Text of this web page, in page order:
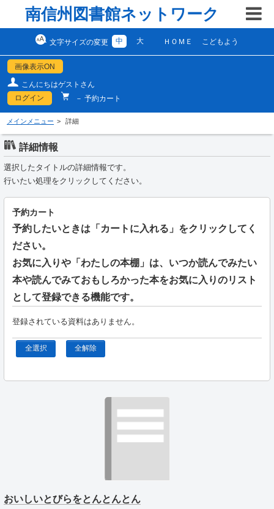
南信州図書館ネットワーク
文字サイズの変更 中 大 ＨＯＭＥ こどもよう
画像表示ON
こんにちはゲストさん
ログイン
－ 予約カート
メインメニュー 詳細
詳細情報
選択したタイトルの詳細情報です。
行いたい処理をクリックしてください。
予約カート
予約したいときは「カートに入れる」をクリックしてく
ださい。
お気に入りや「わたしの本棚」は、いつか読んでみたい
本や読んでみておもしろかった本をお気に入りのリスト
として登録できる機能です。
登録されている資料はありません。
全選択 全解除
おいしいとびらをとんとんとん